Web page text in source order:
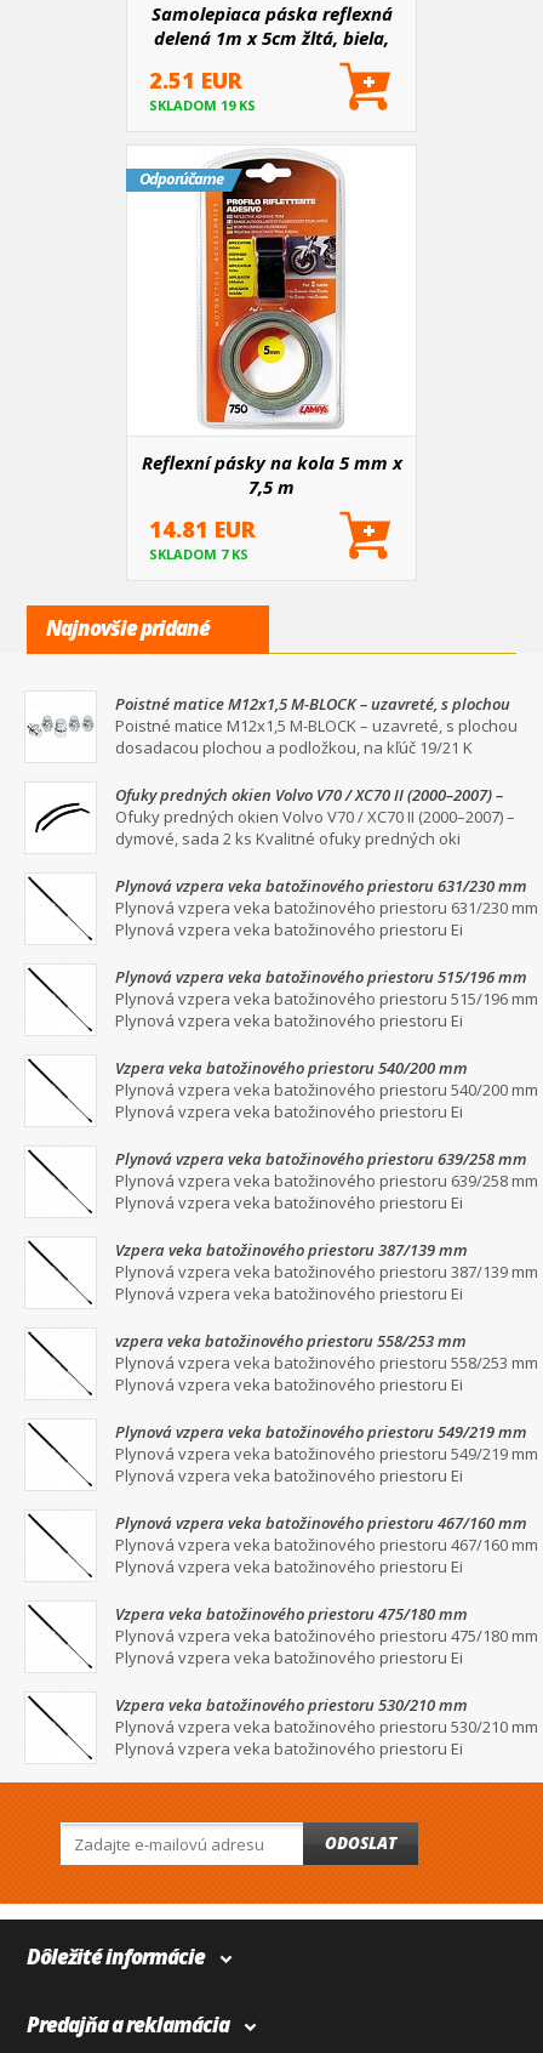
Samolepiaca páska reflexná
delená 1m x 5cm žltá, biela,
2.51 EUR
SKLADOM 19 KS
Odporúčame
Reflexní pásky na kola 5 mm x
7,5 m
14.81 EUR
SKLADOM 7 KS
Najnovšie pridané
Poistné matice M12x1,5 M-BLOCK – uzavreté, s plochou
dosadacou plochou a podložkou, na kľúč 19/21
Poistné matice M12x1,5 M-BLOCK – uzavreté, s plochou
dosadacou plochou a podložkou, na kľúč 19/21 K
Ofuky predných okien Volvo V70 / XC70 II (2000–2007) –
dymové, sada 2 ks
Ofuky predných okien Volvo V70 / XC70 II (2000–2007) –
dymové, sada 2 ks Kvalitné ofuky predných oki
Plynová vzpera veka batožinového priestoru 631/230 mm
Plynová vzpera veka batožinového priestoru 631/230 mm
Plynová vzpera veka batožinového priestoru Ei
Plynová vzpera veka batožinového priestoru 515/196 mm
Plynová vzpera veka batožinového priestoru 515/196 mm
Plynová vzpera veka batožinového priestoru Ei
Vzpera veka batožinového priestoru 540/200 mm
Plynová vzpera veka batožinového priestoru 540/200 mm
Plynová vzpera veka batožinového priestoru Ei
Plynová vzpera veka batožinového priestoru 639/258 mm
Plynová vzpera veka batožinového priestoru 639/258 mm
Plynová vzpera veka batožinového priestoru Ei
Vzpera veka batožinového priestoru 387/139 mm
Plynová vzpera veka batožinového priestoru 387/139 mm
Plynová vzpera veka batožinového priestoru Ei
vzpera veka batožinového priestoru 558/253 mm
Plynová vzpera veka batožinového priestoru 558/253 mm
Plynová vzpera veka batožinového priestoru Ei
Plynová vzpera veka batožinového priestoru 549/219 mm
Plynová vzpera veka batožinového priestoru 549/219 mm
Plynová vzpera veka batožinového priestoru Ei
Plynová vzpera veka batožinového priestoru 467/160 mm
Plynová vzpera veka batožinového priestoru 467/160 mm
Plynová vzpera veka batožinového priestoru Ei
Vzpera veka batožinového priestoru 475/180 mm
Plynová vzpera veka batožinového priestoru 475/180 mm
Plynová vzpera veka batožinového priestoru Ei
Vzpera veka batožinového priestoru 530/210 mm
Plynová vzpera veka batožinového priestoru 530/210 mm
Plynová vzpera veka batožinového priestoru Ei
ODOSLAT
Dôležité informácie
Predajňa a reklamácia